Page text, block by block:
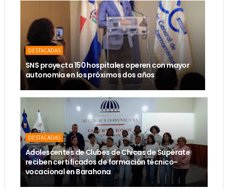
DESTACADAS
SNS proyecta 150 hospitales operen con mayor
autonomía en los próximos dos años
DESTACADAS
Adolescentes de Clubes de Chicas de Supérate
reciben certificados de formación técnico-
vocacional en Barahona